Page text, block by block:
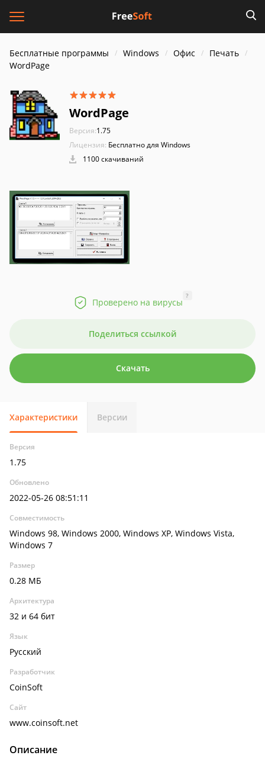
Бесплатные программы Windows Офис
Печать
WordPage
WordPage
Версия:1.75
Лицензия: Бесплатно для Windows
1100 скачиваний
Проверено на вирусы
?
Поделиться ссылкой
Скачать
Характеристики Версии
Версия
1.75
Обновлено
2022-05-26 08:51:11
Совместимость
Windows 98, Windows 2000, Windows XP, Windows Vista,
Windows 7
Размер
0.28 МБ
Архитектура
32 и 64 бит
Язык
Русский
Разработчик
CoinSoft
Сайт
www.coinsoft.net
Описание